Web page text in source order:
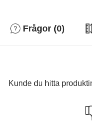
Frågor (0)
Kunde du hitta